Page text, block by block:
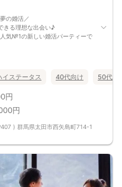
1対1でお話をしていただきま
ていきます。
り）です！
クを楽しんでください♪
をみつけてみてはいかがでしょ
の婚活／
きる理想な出会い♪
気№1の新しい婚活パーティーで
会のような年齢幅」♡～
イステータス 40代向け 50代向
円
円
) 群馬県太田市西矢島町714-1